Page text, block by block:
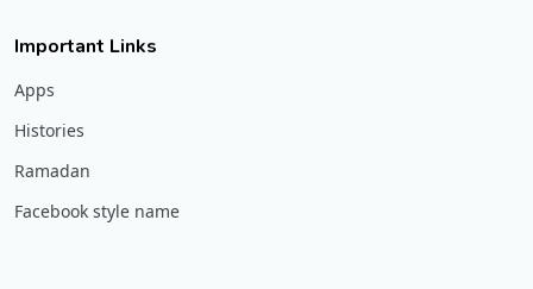
Important Links
Apps
Histories
Ramadan
Facebook style name